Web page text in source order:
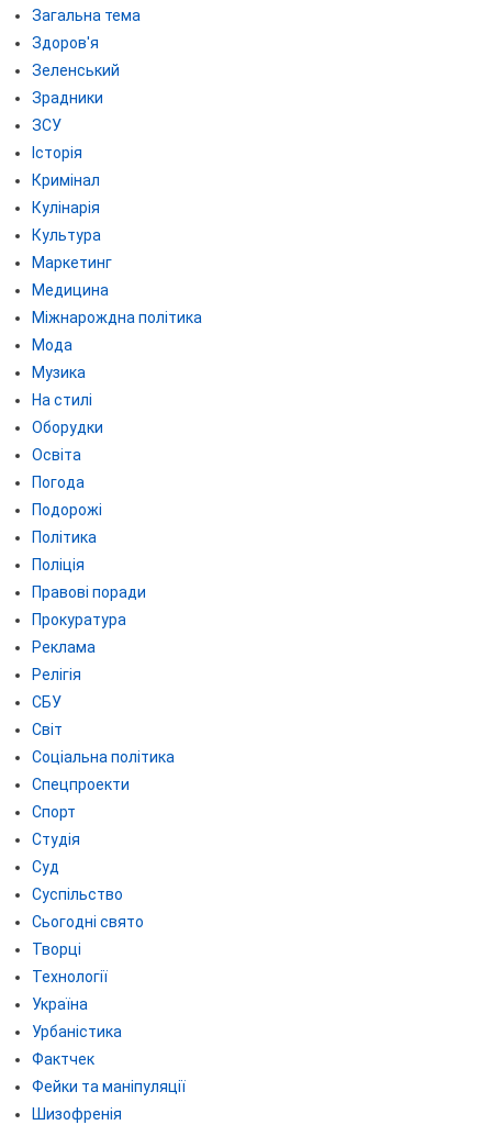
Загальна тема
Здоров'я
Зеленський
Зрадники
ЗСУ
Історія
Кримінал
Кулінарія
Культура
Маркетинг
Медицина
Міжнарождна політика
Мода
Музика
На стилі
Оборудки
Освіта
Погода
Подорожі
Політика
Поліція
Правові поради
Прокуратура
Реклама
Релігія
СБУ
Світ
Соціальна політика
Спецпроекти
Спорт
Студія
Суд
Суспільство
Сьогодні свято
Творці
Технології
Україна
Урбаністика
Фактчек
Фейки та маніпуляції
Шизофренія